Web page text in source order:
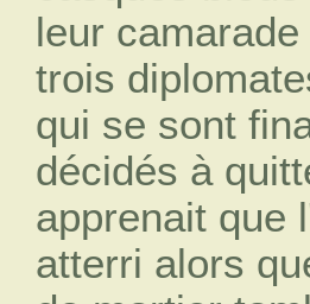
leur
trois
qui se sont
décidés à
apprenait que
atterri alors